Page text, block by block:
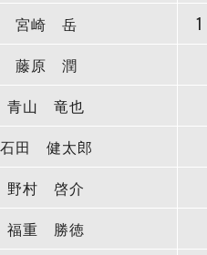
宮崎 岳 1
藤原 潤
青山 竜也
石田 健太郎
野村 啓介
福重 勝徳